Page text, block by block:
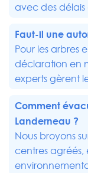
avec des
Faut-il une
Pour les arbres
déclaration en
experts gèrent
Comment
Landerneau ?
Nous broyons
centres agréés,